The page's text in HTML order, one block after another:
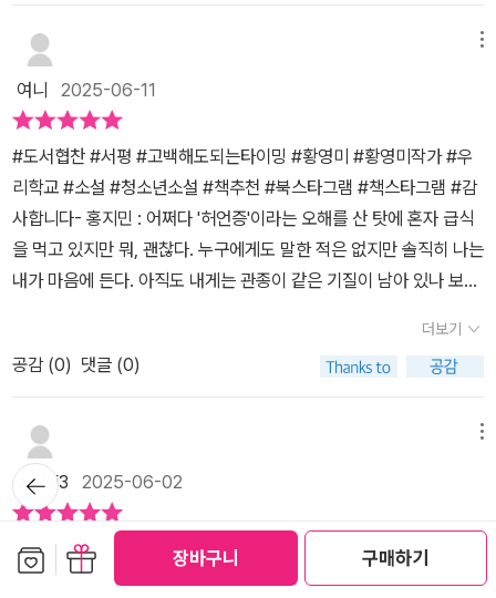
장바구니 구매하기
#고백해도되는타이밍 #황영미작가 #우리학교#황영미작가 #청소년
소설 #중학생추천도서#문학동네 #성장소설 #사춘기소설 #아이와
함께읽는책 #학부모추천도서 #책육아#사춘기마음읽기 #위로가되
는책 #심리정서도서#부모공감 #우리아이성장기록
에 대한 감정이 싹트기 시작하는 때이기도 하다. 어느 날, 지민은 친
구들이 자신을 두고 “허언증 개찐따 주제에”라고 말하는 것을 우연히
진다. 사실 지민은 자신의 아픔과 불안을 감추기 위해 무심코 던졌던
말들로 인해 ‘허언증을 가진 아이’라는 오명을 얻게 된다. 타인과의 관
계에서 오는 상처와 자아에 대한 혼란이 그녀를 깊은 외로움으로 몰
아넣는다.현실에 지친 지민은 ‘밍글’이라는 익명의 인터넷 커뮤니티
에 자신의 고민을 털어놓기 시작한다. ‘학교에서 혼자 급식 먹는 법’,
‘고백해도 되는 타이밍’, ‘짝남 마음 어떤 것 같아?’와 같은 글은 누군
가에겐 사소할지 몰라도, 지민에게는 간절하고 진지한 고민이다. 이
공간에서만큼은 자신을 있는 그대로 받아들이는 사람들과 연결되며,
조금씩 위로받고 변화하기 시작한다. (개인적으로, 요즘 청소년들이
애’를 다루는 것이 아니라, 인간관계의 민낯과 자아 정체성, 그리고 성
장의 통증을 가감 없이 보여준다는 데 있다. 지민과 그녀를 둘러싼 친
구들 사이의 미묘한 감정선, 상처와 질투, 공감과 화해의 순간들이 세
심하게 그려져 있어 독자들은 그들의 감정에 쉽게 이입하게 된다.
『고백해도 되는 타이밍』은 오늘날의 청소년들이 겪는 정체성 혼란,
여니 2025-06-11
#도서협찬 #서평 #고백해도되는타이밍 #황영미 #황영미작가 #우
리학교 #소설 #청소년소설 #책추천 #북스타그램 #책스타그램 #감
사합니다- 홍지민 : 어쩌다 '허언증'이라는 오해를 산 탓에 혼자 급식
을 먹고 있지만 뭐, 괜찮다. 누구에게도 말한 적은 없지만 솔직히 나는
내가 마음에 든다. 아직도 내게는 관종이 같은 기질이 남아 있나 보
한마디로 인기 많은 캐릭터. 그냥 나랑은 어나더 레벨. 부러웠다. 그렇
다고 해서 현서처럼 되고 싶은 건 아니었지만. 현서는 좋겠구나, 가진
게 많아서. 그냥 여기까지였다.- 안태오 : 태오는 다른 애들이랑은 달
랐다. 정확히 뭐가 어떻게 다른지 꼭 집어서 말하기는 어렵지만, 세상
을 보는 눈이나 사람을 대하는 태도가 좋았다. 보면 볼수록, 아니, 자
세히 보지 않아도, 오래 보지 않아도 좋은 사람 같았다.♥ 고백해도 되
는 타이밍 ♥1. 눈이 자꾸 마주침. 가끔 빤히 쳐다봄.2. 선톡 옴. 연락
하면 칼답.3. 대화가 안 끊김. 리액션 장난 아니고, 이모티콘 많이 씀.
4. 다른 사람 껴서라도 만날 핑계를 만들고, 따로 만나자고 함.5. 개소
더보기
공감 (0) 댓글 (0)
wjdsj3 2025-06-02
< 도서를 제공받아 주관적으로 작성 하였습니다. > 황영미 작가가
4년 만에 펴낸 신작<고백해도 되는 타이밍>은 특별하지 않은 평범
뒤로가
기